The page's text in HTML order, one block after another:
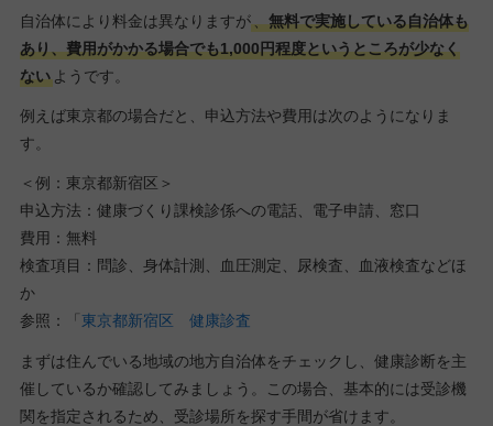
自治体により料金は異なりますが、無料で実施している自治体も
あり、費用がかかる場合でも1,000円程度というところが少なく
ないようです。
例えば東京都の場合だと、申込方法や費用は次のようになりま
す。
＜例：東京都新宿区＞
申込方法：健康づくり課検診係への電話、電子申請、窓口
費用：無料
検査項目：問診、身体計測、血圧測定、尿検査、血液検査などほ
か
参照：「 東京都新宿区 健康診査
まずは住んでいる地域の地方自治体をチェックし、健康診断を主
催しているか確認してみましょう。この場合、基本的には受診機
関を指定されるため、受診場所を探す手間が省けます。